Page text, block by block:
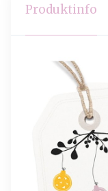
Produktinfo